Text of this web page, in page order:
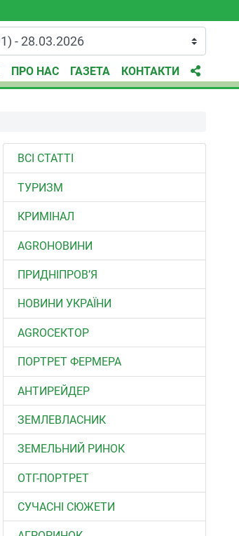
ПРО НАС ГАЗЕТА КОНТАКТИ
ВСІ СТАТТІ
ТУРИЗМ
КРИМІНАЛ
AGROНОВИНИ
ПРИДНІПРОВ’Я
НОВИНИ УКРАЇНИ
АGROСЕКТОР
ПОРТРЕТ ФЕРМЕРА
АНТИРЕЙДЕР
ЗЕМЛЕВЛАСНИК
ЗЕМЕЛЬНИЙ РИНОК
ОТГ-ПОРТРЕТ
СУЧАСНІ СЮЖЕТИ